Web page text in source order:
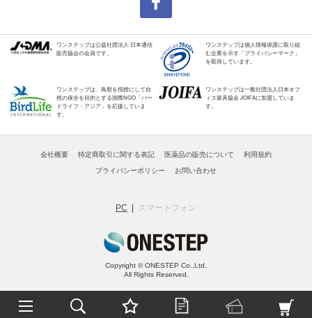
ワンステップは公益社団法人 日本通信
販売協会の会員です。
ワンステップは個人情報保護に取り組
む企業を示す「プライバシーマーク」
を取得しています。
ワンステップは、鳥類を指標にして自
然の保全を目的とする国際NGO「バー
ドライフ・アジア」を応援していま
す。
ワンステップは一般社団法人日本オフ
ィス家具協会 JOIFAに加盟していま
す。
会社概要 特定商取引に関する表記 医薬品の販売について 利用規約
プライバシーポリシー お問い合わせ
PC スマートフォン
Copyright © ONESTEP Co.,Ltd.
All Rights Reserved.